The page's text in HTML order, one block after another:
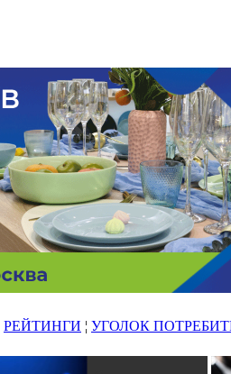
РЕЙТИНГИ ¦ УГОЛОК